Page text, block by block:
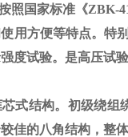
照国家标准《ZBK-
用方便等特点。特
度试验。是高压试
式结构。初级绕组
佳的八角结构，整